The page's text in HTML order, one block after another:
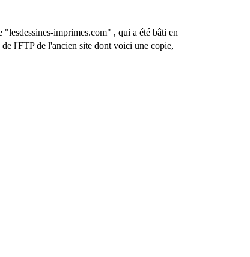
imprimes.com" , qui a été bâti en
l'FTP de l'ancien site dont voici une copie,